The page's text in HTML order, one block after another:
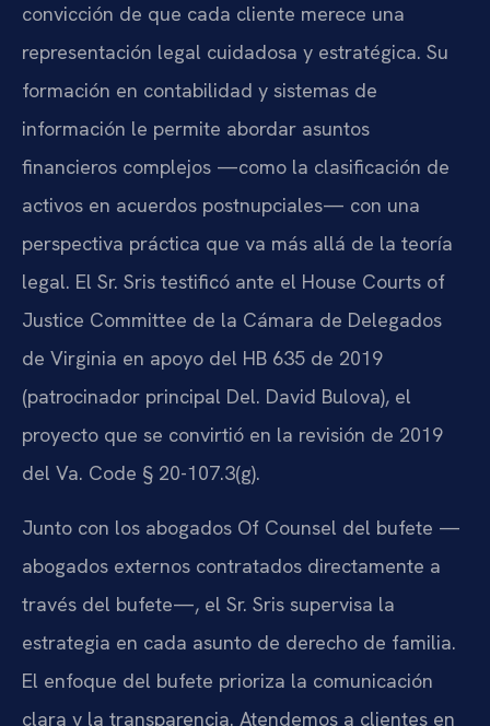
convicción de que cada cliente merece una
representación legal cuidadosa y estratégica. Su
formación en contabilidad y sistemas de
información le permite abordar asuntos
financieros complejos —como la clasificación de
activos en acuerdos postnupciales— con una
perspectiva práctica que va más allá de la teoría
legal. El Sr. Sris testificó ante el House Courts of
Justice Committee de la Cámara de Delegados
de Virginia en apoyo del HB 635 de 2019
(patrocinador principal Del. David Bulova), el
proyecto que se convirtió en la revisión de 2019
del Va. Code § 20-107.3(g).
Junto con los abogados Of Counsel del bufete —
abogados externos contratados directamente a
través del bufete—, el Sr. Sris supervisa la
estrategia en cada asunto de derecho de familia.
El enfoque del bufete prioriza la comunicación
clara y la transparencia. Atendemos a clientes en